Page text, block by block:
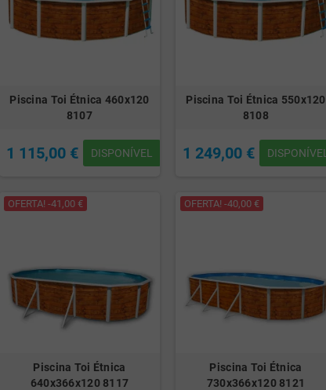
Piscina Toi Étnica 460x120
8107
1 115,00 € DISPONÍVEL
Piscina Toi Étnica 550x120
8108
1 249,00 € DISPONÍVEL
OFERTA! -41,00 €
Piscina Toi Étnica
640x366x120 8117
OFERTA! -40,00 €
Piscina Toi Étnica
730x366x120 8121